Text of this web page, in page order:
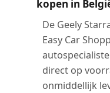
kopen in
De Geely
Easy Car
direct op
onmiddellijk